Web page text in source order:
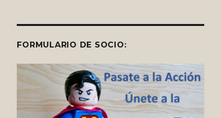
FORMULARIO DE SOCIO: